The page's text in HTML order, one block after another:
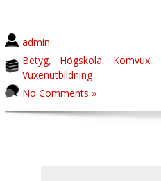
admin
Betyg, Högskola, Komvux,
Vuxenutbildning
No Comments »